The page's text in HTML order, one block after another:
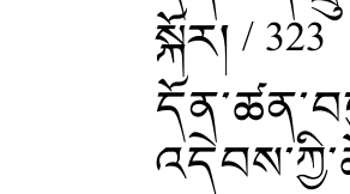
སྐོར། / 323